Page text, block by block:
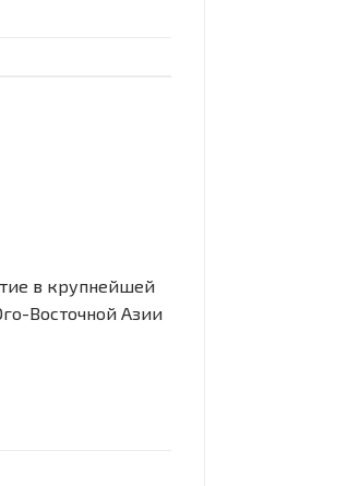
в крупнейшей
Восточной Азии